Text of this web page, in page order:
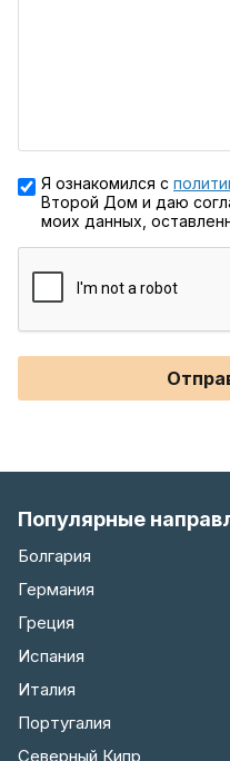
Я ознакомился с
Второй Дом и даю
моих данных,
Популярные
Болгария
Германия
Греция
Испания
Италия
Португалия
Северный Кипр